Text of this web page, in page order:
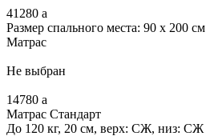
41280 a
Размер спального места: 90 x 200 см
Матрас
Не выбран
14780 a
Матрас Стандарт
До 120 кг, 20 см, верх: СЖ, низ: СЖ